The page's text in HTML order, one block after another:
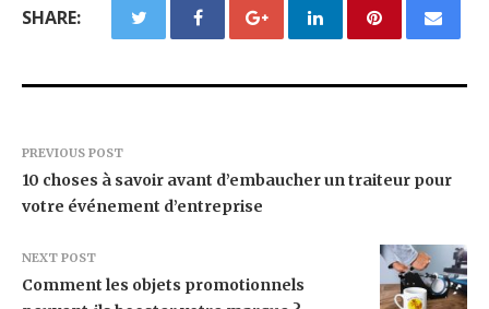
SHARE:
PREVIOUS POST
10 choses à savoir avant d’embaucher un traiteur pour
votre événement d’entreprise
NEXT POST
Comment les objets promotionnels